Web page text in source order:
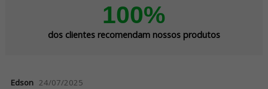
100%
dos clientes recomendam nossos produtos
Edson 24/07/2025